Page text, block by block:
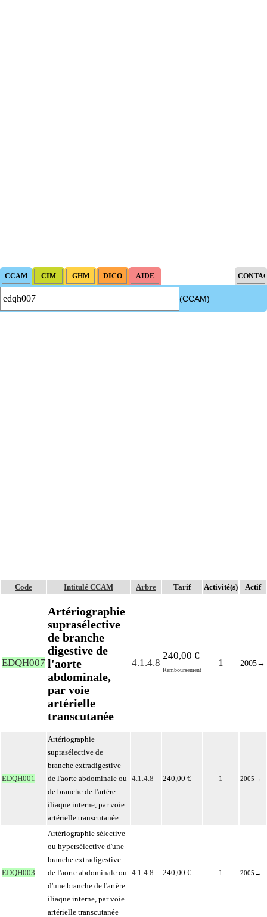
(CCAM)
Code Intitulé CCAM Arbre Tarif Activité(s) Actif
EDQH007
Artériographie
suprasélective
de branche
digestive de
l'aorte
abdominale,
par voie
artérielle
transcutanée
4.1.4.8
240,00 €
Remboursement
1 2005→
EDQH001
Artériographie
suprasélective de
branche extradigestive
de l'aorte abdominale ou
de branche de l'artère
iliaque interne, par voie
artérielle transcutanée
4.1.4.8 240,00 € 1 2005 →
EDQH003
Artériographie sélective
ou hypersélective d'une
branche extradigestive
de l'aorte abdominale ou
d'une branche de l'artère
iliaque interne, par voie
artérielle transcutanée
4.1.4.8 240,00 € 1 2005 →